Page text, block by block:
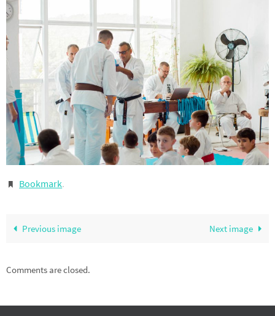
Bookmark.
Previous image Next image
Comments are closed.